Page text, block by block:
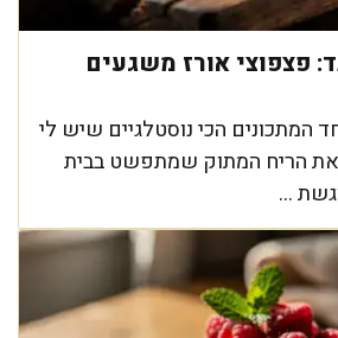
פצפוצי אורז משגעים
המתכונים הכי נוסטלגיים שיש לי
את הריח המתוק שמתפשט בבית
...